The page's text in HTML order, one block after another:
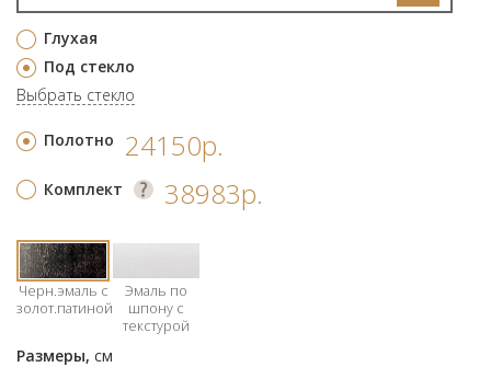
Глухая
Под стекло
Выбрать стекло
Полотно 24150р.
Комплект 38983р.
Черн.эмаль с
золот.патиной
Эмаль по
шпону с
текстурой
Размеры, см